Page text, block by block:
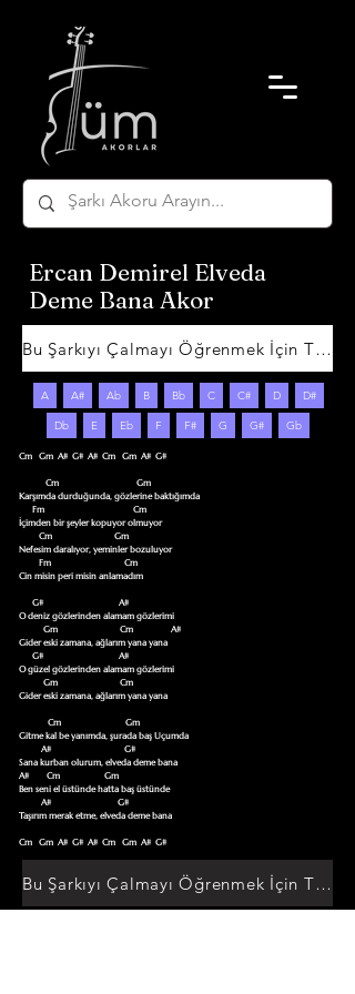
Ercan Demirel Elveda
Deme Bana Akor
Bu Şarkıyı Çalmayı Öğrenmek İçin Tıklayın
A A# Ab B Bb C C# D D#
Db E Eb F F# G G# Gb
Cm   Gm  A#  G#  A#  Cm   Gm  A#  G#
Karşımda durduğunda, gözlerine baktığımda
İçimden bir şeyler kopuyor olmuyor
Nefesim daralıyor, yeminler bozuluyor
Cin misin peri misin anlamadım
O deniz gözlerinden alamam gözlerimi
Gider eski zamana, ağlarım yana yana
O güzel gözlerinden alamam gözlerimi
Gider eski zamana, ağlarım yana yana
Gitme kal be yanımda, şurada baş Uçumda
Sana kurban olurum, elveda deme bana
A#        Cm                    Gm
Ben seni el üstünde hatta baş üstünde
Taşırım merak etme, elveda deme bana
Cm   Gm  A#  G#  A#  Cm   Gm  A#  G#
Bu Şarkıyı Çalmayı Öğrenmek İçin Tıklayın